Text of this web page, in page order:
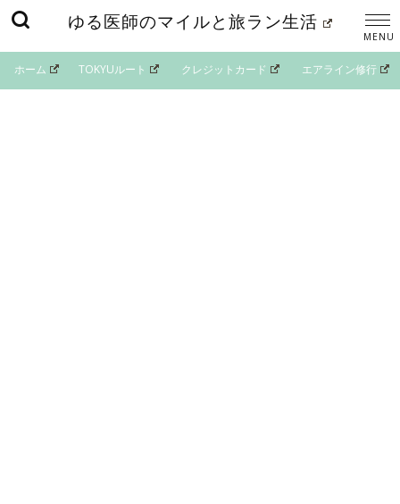
ゆる医師のマイルと旅ラン生活
ホーム TOKYUルート クレジットカード エアライン修行